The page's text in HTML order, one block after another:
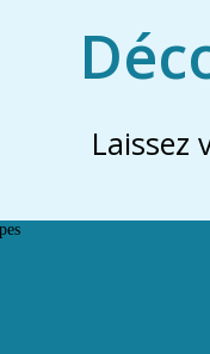
Laissez